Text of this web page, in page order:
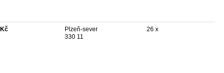
Plzeň-sever
330 11
26 x